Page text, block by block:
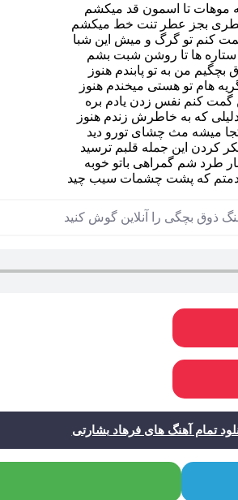
موهات تا اسمون قد میکشم
بجز عطر تنت خط میکشم
کنم تو گرگ و میش این شبا
ستاره ها تا روشن شبت بشم
بچگیم من به تو پابندم هنوز
هام تو هستی میخندم هنوز
کنم نفس زدن یادم بره
که به خاطرش زندم هنوز
میشه مث چشای تورو دید
کردن این جمله قلبم ترسید
طرد شم گمراهی باتو خوبه
که پشت چشمات سیب چید
ذوق بچگی را آنلاین گوش کنید
تمام آهنگ های فرهاد بشارتی